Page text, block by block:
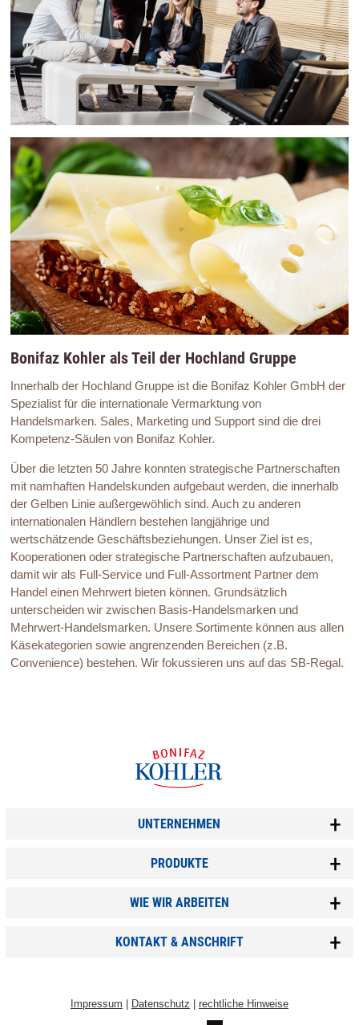
Bonifaz Kohler als Teil der Hochland Gruppe
Innerhalb der Hochland Gruppe ist die Bonifaz Kohler GmbH der
Spezialist für die internationale Vermarktung von
Handelsmarken. Sales, Marketing und Support sind die drei
Kompetenz-Säulen von Bonifaz Kohler.
Über die letzten 50 Jahre konnten strategische Partnerschaften
mit namhaften Handelskunden aufgebaut werden, die innerhalb
der Gelben Linie außergewöhlich sind. Auch zu anderen
internationalen Händlern bestehen langjährige und
wertschätzende Geschäftsbeziehungen. Unser Ziel ist es,
Kooperationen oder strategische Partnerschaften aufzubauen,
damit wir als Full-Service und Full-Assortment Partner dem
Handel einen Mehrwert bieten können. Grundsätzlich
unterscheiden wir zwischen Basis-Handelsmarken und
Mehrwert-Handelsmarken. Unsere Sortimente können aus allen
Käsekategorien sowie angrenzenden Bereichen (z.B.
Convenience) bestehen. Wir fokussieren uns auf das SB-Regal.
UNTERNEHMEN
PRODUKTE
WIE WIR ARBEITEN
KONTAKT & ANSCHRIFT
Impressum Datenschutz rechtliche Hinweise